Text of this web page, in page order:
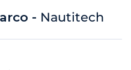
- Nautitech